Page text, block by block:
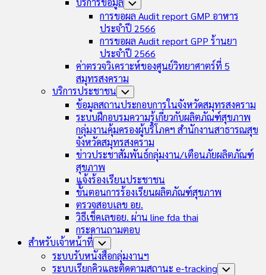
Toggle
Child
Menu
การขอผล Audit report GMP อาหาร
ประจำปี 2566
การขอผล Audit report GPP ร้านยา
ประจำปี 2566
ค่าตรวจวิเคราะห์ของศูนย์วิทยาศาตร์ที่ 5
สมุทรสงคราม
บริการประชาชน Toggle
Child
Menu
ข้อมูลสถานประกอบการในจังหวัดสมุทรสงคราม
ระบบฝึกอบรมความรู้เกี่ยวกับผลิตภัณฑ์สุขภาพ
กลุ่มงานคุ้มครองผู้บริโภคฯ สำนักงานสาธารณสุข
จังหวัดสมุทรสงคราม
ข่าวประชาสัมพันธ์กลุ่มงาน/เตือนภัยผลิตภัณฑ์
สุขภาพ
แจ้งร้องเรียนประชาชน
ขั้นตอนการร้องเรียนผลิตภัณฑ์สุขภาพ
ตรวจสอบเลข อย.
วิธีเช็คเลขอย. ผ่าน line fda thai
กระดานถามตอบ
สำหรับเจ้าหน้าที่ Toggle
Child
Menu
ระบบรับหนังสือกลุ่มงานฯ
ระบบเรียกคิวและติดตามสถานะ e-tracking Toggle